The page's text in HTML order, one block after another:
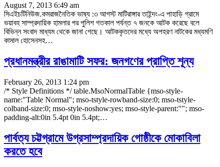
August 7, 2013 6:49 am
সিএইচটিনিউজ.কমরাজনৈতিক ভাষ্য :৩ আগস্ট মাটিরাঙ্গার তাইন্দং-এ পাহাড়ি গ্রামে
ভয়াবহ সাম্প্রদায়িক হামলার পর পুলিশ গতকাল পর্যন্ত ৭ জনকে আটক করেছে বলে
বিভিন্ন সংবাদ মাধ্যম থেকে জানা গেছে। আটককৃতদের মধ্যে অপহরণ নাটকের মধ্যমণি
কামাল হোসেনসহ…
প্রধানমন্ত্রীর রাঙামাটি সফর: জনগণের প্রাপ্তি শূন্য
February 26, 2013 1:24 pm
/* Style Definitions */ table.MsoNormalTable {mso-style-
name:"Table Normal"; mso-tstyle-rowband-size:0; mso-tstyle-
colband-size:0; mso-style-noshow:yes; mso-style-parent:""; mso-
padding-alt:0in 5.4pt 0in 5.4pt;…
পার্বত্য চট্টগ্রামে উগ্রসাম্প্রদায়িক গোষ্ঠীকে মোকাবিলা
করতে হবে